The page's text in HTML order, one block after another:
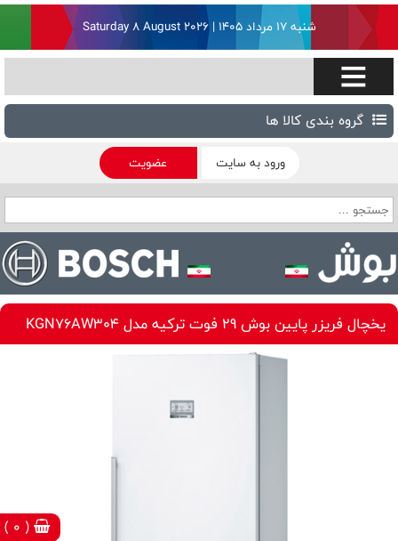
( 0 )
شنبه ۱۷ مرداد ۱۴۰۵ | Saturday 8 August 2026
گروه بندی کالا ها
ورود به سایت عضویت
یخچال فریزر پایین بوش 29 فوت ترکیه مدل KGN76AW304